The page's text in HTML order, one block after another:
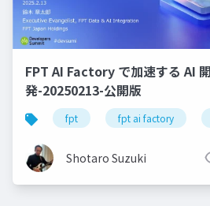
FPT AI Factory で加速する AI 開
発-20250213-公開版
fpt fpt ai factory
Shotaro Suzuki